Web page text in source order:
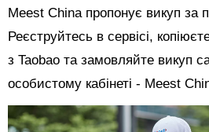
Meest China пропонує викуп за
Реєструйтесь в сервісі,
з Taobao та замовляйте викуп
особистому кабінеті - Meest